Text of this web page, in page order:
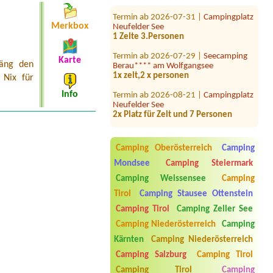
Neufelder See
1 Zelte 3.Personen
Berau**** am Wolfgangsee
1x zelt,2 x personen
Neufelder See
2x Platz für Zelt und 7 Personen
Berau**** am Wolfgangsee
1xzeltplatz fur 3 personen
Termin ab 2026-08-12 |
MurAuen
Camping Gosdorf
1 Stellplatz mit Strom für 2
Erwachsene und 1 Hund
Termin ab 2026-08-01 |Stausee
Camping
1x Stellplatz mi el.An, 1 Person + 2
Kinder
Camping Oberösterreich
Camping
Mondsee
Camping Steiermark
Camping Weissensee
Camping
Tirol
Camping Stausee Ottenstein
Camping Tirol
Camping Zeller See
Camping Niederösterreich
Camping
Kärnten
Camping Niederösterreich
Camping Salzburg
Camping Tirol
Camping Tirol
Camping
den
Nix für
Merkbox
Karte
Info